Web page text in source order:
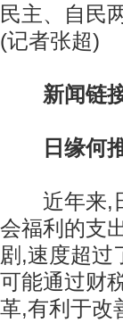
民主、自民
(记者张超)
新闻链
日缘何
近年来,日
会福利的支
剧,速度超过
可能通过财
革,有利于改